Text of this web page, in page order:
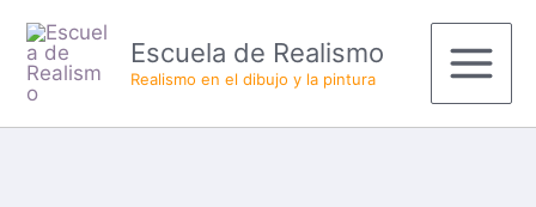
contenido
Escuela de Realismo
Realismo en el dibujo y la pintura
Main
Menu
los
últimos
del
carrito